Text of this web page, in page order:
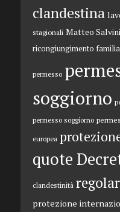
clandestina
stagionali Matteo Salvini
ricongiungimento
permesso
soggiorno
permesso soggiorno
europea
quote
clandestinità
protezione